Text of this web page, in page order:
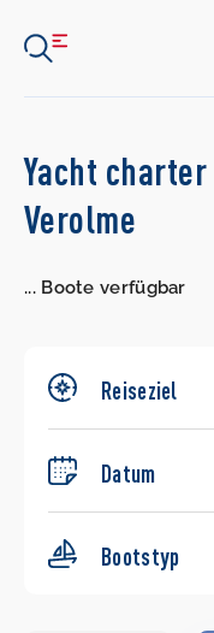
Search
Yachts
Yacht
Verolme
...Boote verfügbar
Reiseziel
Datum
Bootstyp